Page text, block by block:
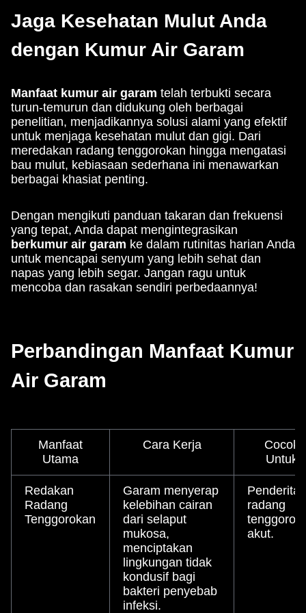
Jaga Kesehatan Mulut Anda
dengan Kumur Air Garam
Manfaat kumur air garam telah terbukti secara
turun-temurun dan didukung oleh berbagai
penelitian, menjadikannya solusi alami yang efektif
untuk menjaga kesehatan mulut dan gigi. Dari
meredakan radang tenggorokan hingga mengatasi
bau mulut, kebiasaan sederhana ini menawarkan
berbagai khasiat penting.
Dengan mengikuti panduan takaran dan frekuensi
yang tepat, Anda dapat mengintegrasikan
berkumur air garam ke dalam rutinitas harian Anda
untuk mencapai senyum yang lebih sehat dan
napas yang lebih segar. Jangan ragu untuk
mencoba dan rasakan sendiri perbedaannya!
Perbandingan Manfaat Kumur
Air Garam
Manfaat
Utama
Cara Kerja
Cocok
Untuk
Redakan
Radang
Tenggorokan
Garam menyerap
kelebihan cairan
dari selaput
mukosa,
menciptakan
lingkungan tidak
kondusif bagi
bakteri penyebab
infeksi.
Penderita
radang
akut.